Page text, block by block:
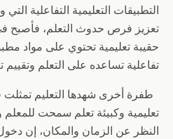
التطبيقات التعليمية التفاعلية
تعزيز فرص حدوث التعلم، فأصبح في
حقيبة تعليمية تحتوي على مواد
تفاعلية تساعده على التعلم وتقييم
طفرة أخرى شهدها التعليم
تعليمية وكبيئة تعلم سمحت للمعلم
النظر عن الزمان والمكان، إن دخول